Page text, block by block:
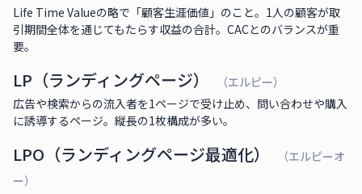
Life Time Valueの略で「顧客生涯価値」のこと。1人の顧客が取
引期間全体を通じてもたらす収益の合計。CACとのバランスが重
要。
LP（ランディングページ）
（エルピー）
広告や検索からの流入者を1ページで受け止め、問い合わせや購入
に誘導するページ。縦長の1枚構成が多い。
LPO（ランディングページ最適化）
（エルピーオ
ー）